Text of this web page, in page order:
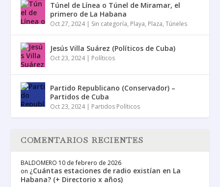
Túnel de Línea o Túnel de Miramar, el
primero de La Habana
Oct 27, 2024| Sin categoría, Playa, Plaza,Túneles
Jesús Villa Suárez (Políticos de Cuba)
Oct 23, 2024| Políticos
Partido Republicano (Conservador) –
Partidos de Cuba
Oct 23, 2024| Partidos Políticos
COMENTARIOS RECIENTES
BALDOMERO 10 de febrero de 2026
on ¿Cuántas estaciones de radio existían en La
Habana? (+ Directorio x años)